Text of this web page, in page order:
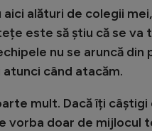
alături de colegii
este să știu că se va
nu se aruncă din
când atacăm.
mult. Dacă îți
vorba doar de mijlocul